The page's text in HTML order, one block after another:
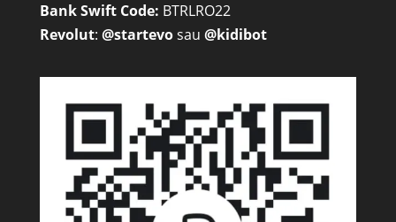
Bank Swift Code: BTRLRO22
Revolut: @startevosau @kidibot